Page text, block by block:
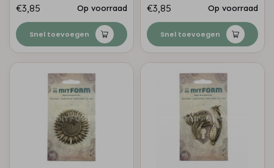
€3,85 Op voorraad
Snel toevoegen
€3,85 Op voorraad
Snel toevoegen